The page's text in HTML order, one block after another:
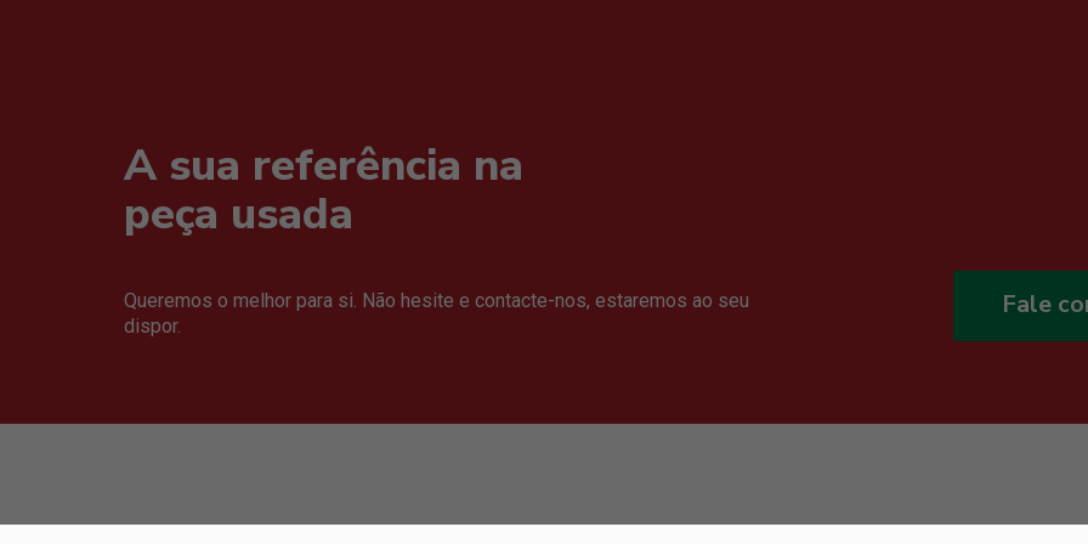
A sua referência na
peça usada
Queremos o melhor para si. Não hesite e contacte-nos, estaremos ao seu
dispor.
Fale